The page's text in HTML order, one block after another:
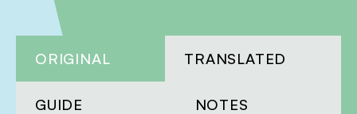
ORIGINAL TRANSLATED
GUIDE NOTES